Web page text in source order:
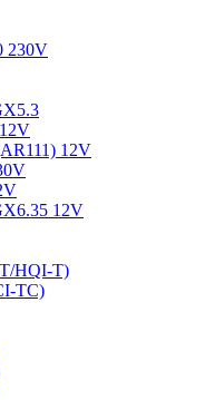
230V
12V
12V
HQI-T)
TC)